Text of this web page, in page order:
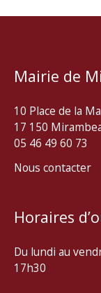
Mairie de
10 Place de la
17 150
05 46 49 60 73
Nous contacter
Horaires
Du lundi au
17h30